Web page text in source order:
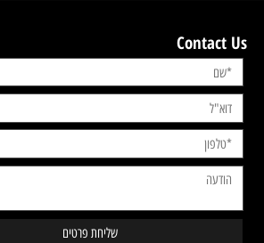
Contact Us